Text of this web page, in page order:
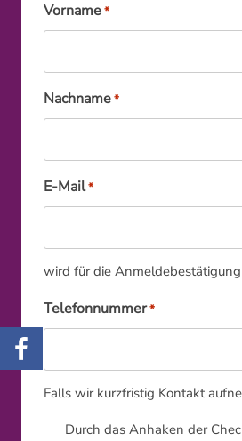
Vorname*
Nachname*
E-Mail*
wird für die
Telefonnummer*
Falls wir kurzfristig Kontakt
Privacy
Durch das Anhaken der